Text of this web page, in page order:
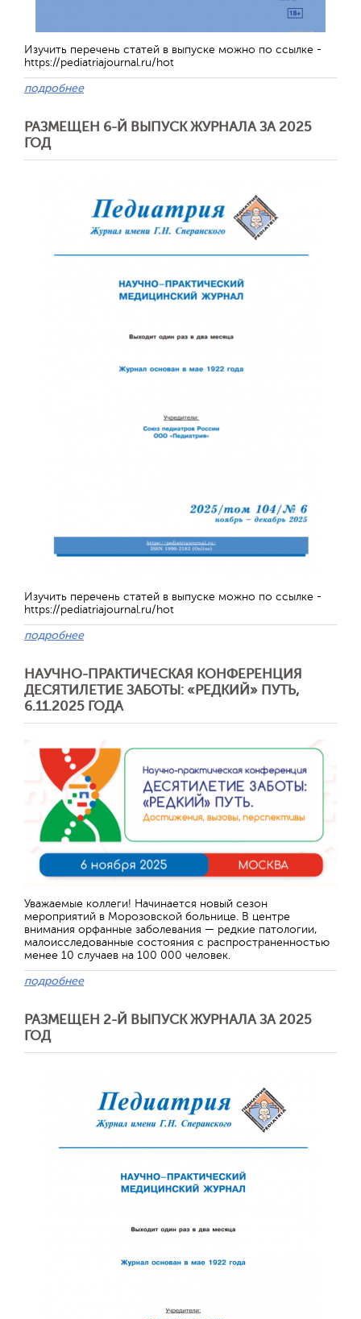
Изучить перечень статей в выпуске можно по ссылке -
https://pediatriajournal.ru/hot
подробнее
РАЗМЕЩЕН 6-Й ВЫПУСК ЖУРНАЛА ЗА 2025
ГОД
Изучить перечень статей в выпуске можно по ссылке -
https://pediatriajournal.ru/hot
подробнее
НАУЧНО-ПРАКТИЧЕСКАЯ КОНФЕРЕНЦИЯ
ДЕСЯТИЛЕТИЕ ЗАБОТЫ: «РЕДКИЙ» ПУТЬ,
6.11.2025 ГОДА
Уважаемые коллеги! Начинается новый сезон
мероприятий в Морозовской больнице. В центре
внимания орфанные заболевания — редкие патологии,
малоисследованные состояния с распространенностью
менее 10 случаев на 100 000 человек.
подробнее
РАЗМЕЩЕН 2-Й ВЫПУСК ЖУРНАЛА ЗА 2025
ГОД
Отправить